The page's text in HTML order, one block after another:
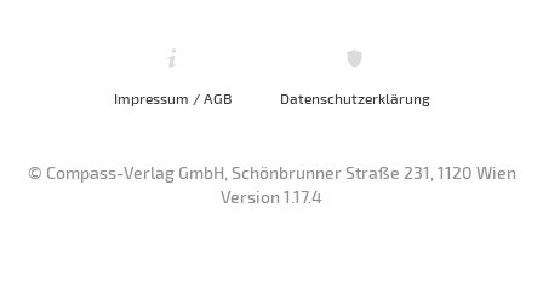
Impressum / AGB Datenschutzerklärung
© Compass-Verlag GmbH, Schönbrunner Straße 231, 1120 Wien
Version 1.17.4